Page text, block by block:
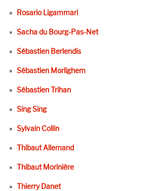
Rosario Ligammari
Sacha du Bourg-Pas-Net
Sébastien Berlendis
Sébastien Morlighem
Sébastien Trihan
Sing Sing
Sylvain Collin
Thibaut Allemand
Thibaut Morinière
Thierry Danet